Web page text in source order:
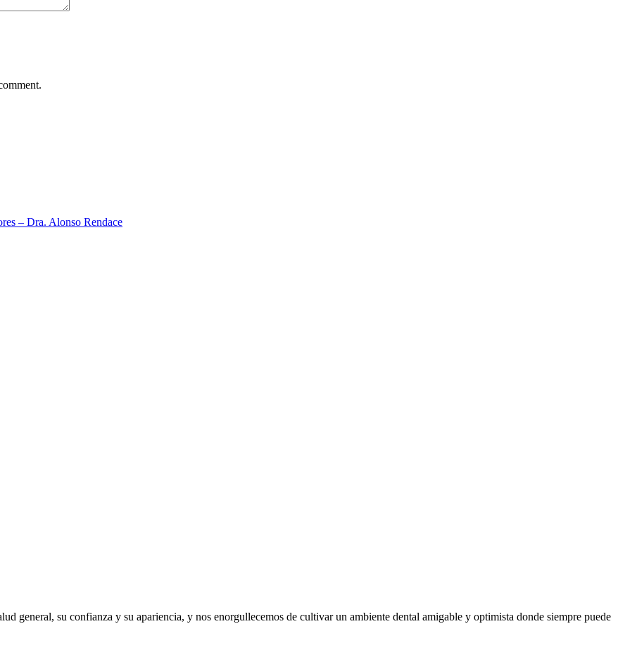
– Dra. Alonso Rendace
general, su confianza y su apariencia, y nos enorgullecemos de cultivar un ambiente dental amigable y optimista donde siempre puede